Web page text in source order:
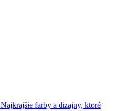
farby a dizajny, ktoré